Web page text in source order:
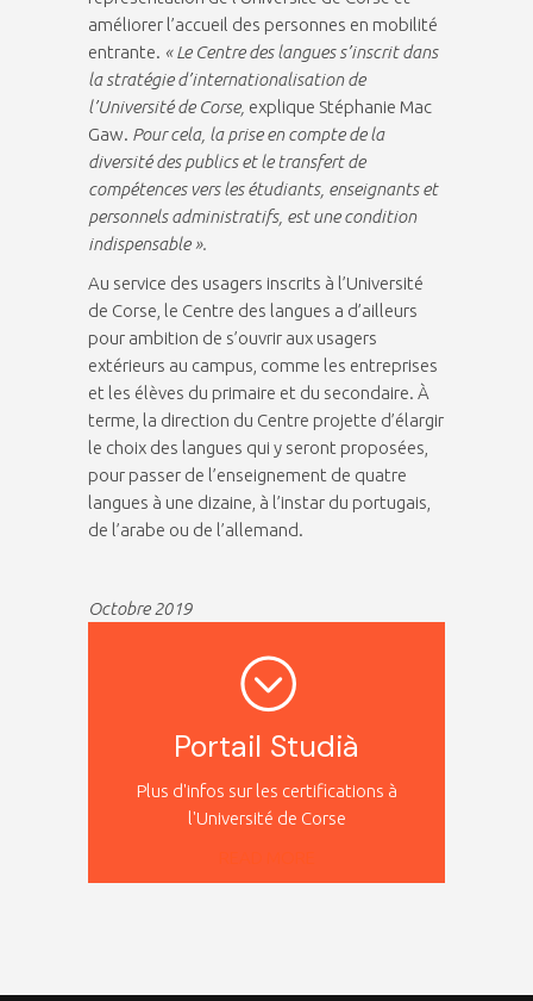
améliorer l’accueil des personnes en mobilité
entrante. « Le Centre des langues s’inscrit dans
la stratégie d’internationalisation de
l’Université de Corse, explique Stéphanie Mac
Gaw. Pour cela, la prise en compte de la
diversité des publics et le transfert de
compétences vers les étudiants, enseignants et
personnels administratifs, est une condition
indispensable ».
Au service des usagers inscrits à l’Université
de Corse, le Centre des langues a d’ailleurs
pour ambition de s’ouvrir aux usagers
extérieurs au campus, comme les entreprises
et les élèves du primaire et du secondaire. À
terme, la direction du Centre projette d’élargir
le choix des langues qui y seront proposées,
pour passer de l’enseignement de quatre
langues à une dizaine, à l’instar du portugais,
de l’arabe ou de l’allemand.
Octobre 2019
Portail Studià
Plus d'infos sur les certifications à
l'Université de Corse